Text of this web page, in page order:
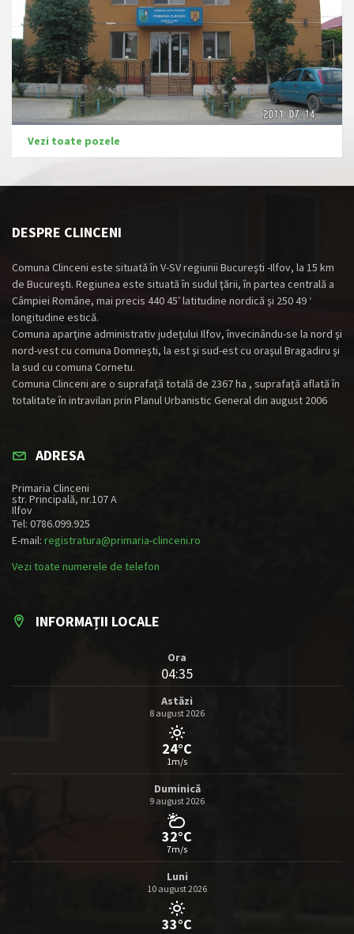
Vezi toate pozele
DESPRE CLINCENI
Comuna Clinceni este situată în V-SV regiunii Bucureşti -Ilfov, la 15 km
de Bucureşti. Regiunea este situată în sudul ţării, în partea centrală a
Câmpiei Române, mai precis 440 45′ latitudine nordică şi 250 49 ‘
longitudine estică.
Comuna aparţine administrativ judeţului Ilfov, învecinându-se la nord şi
nord-vest cu comuna Domneşti, la est şi sud-est cu oraşul Bragadiru şi
la sud cu comuna Cornetu.
Comuna Clinceni are o suprafaţă totală de 2367 ha , suprafaţă aflată în
totalitate în intravilan prin Planul Urbanistic General din august 2006
ADRESA
Primaria Clinceni
str. Principală, nr.107 A
Ilfov
Tel: 0786.099.925
E-mail: registratura@primaria-clinceni.ro
Vezi toate numerele de telefon
INFORMAȚII LOCALE
Ora
04:35
Astăzi
8 august 2026
24°C
1m/s
Duminică
9 august 2026
32°C
7m/s
Luni
10 august 2026
33°C